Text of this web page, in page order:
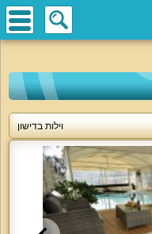
וילות בדישון